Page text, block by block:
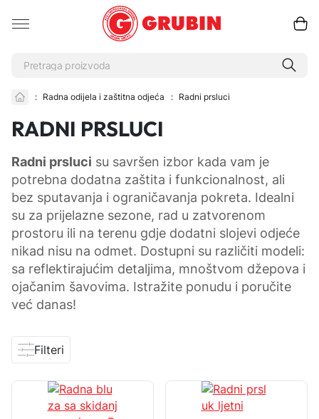
: Radna odijela i zaštitna odjeća : Radni prsluci
RADNI PRSLUCI
Radni prsluci su savršen izbor kada vam je
potrebna dodatna zaštita i funkcionalnost, ali
bez sputavanja i ograničavanja pokreta. Idealni
su za prijelazne sezone, rad u zatvorenom
prostoru ili na terenu gdje dodatni slojevi odjeće
nikad nisu na odmet. Dostupni su različiti modeli:
sa reflektirajućim detaljima, mnoštvom džepova i
ojačanim šavovima. Istražite ponudu i poručite
već danas!
Filteri